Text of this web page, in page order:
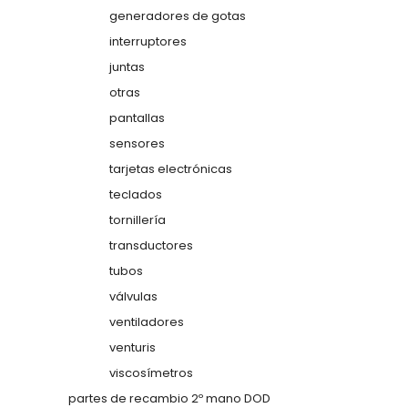
generadores de gotas
interruptores
juntas
otras
pantallas
sensores
tarjetas electrónicas
teclados
tornillería
transductores
tubos
válvulas
ventiladores
venturis
viscosímetros
partes de recambio 2º mano DOD